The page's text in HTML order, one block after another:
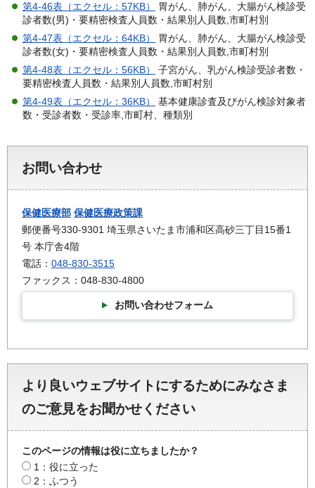
第4-46表（エクセル：57KB）
胃がん、肺がん、大腸がん検診受
診者数(男)・要精密検査人員数・結果別人員数,市町村別
第4-47表（エクセル：64KB）
胃がん、肺がん、大腸がん検診受
診者数(女)・要精密検査人員数・結果別人員数,市町村別
第4-48表（エクセル：56KB）
子宮がん、乳がん検診受診者数・
要精密検査人員数・結果別人員数,市町村別
第4-49表（エクセル：36KB）
基本健康診査及びがん検診対象者
数・受診者数・受診率,市町村、種類別
お問い合わせ
保健医療部 保健医療政策課
郵便番号330-9301 埼玉県さいたま市浦和区高砂三丁目15番1
号 本庁舎4階
電話： 048-830-3515
ファックス：048-830-4800
お問い合わせフォーム
より良いウェブサイトにするためにみなさま
のご意見をお聞かせください
このページの情報は役に立ちましたか？
1：役に立った
2：ふつう